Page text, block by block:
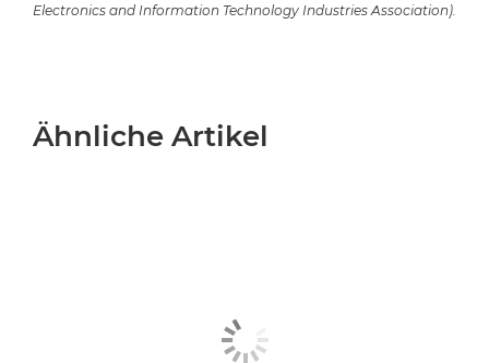
Electronics and Information Technology Industries Association).
Ähnliche Artikel